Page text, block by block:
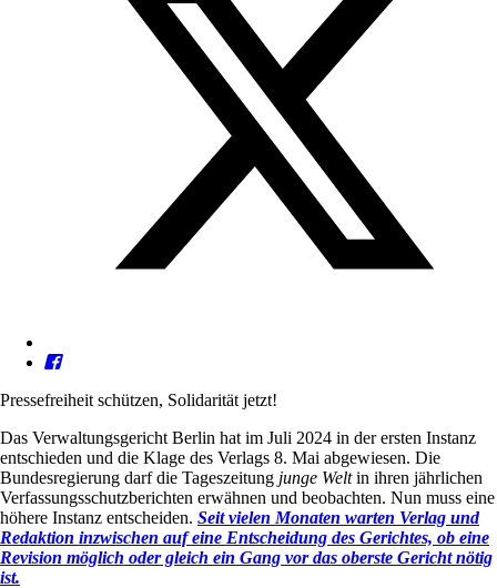
Pressefreiheit schützen, Solidarität jetzt!
Das Verwaltungsgericht Berlin hat im Juli 2024 in der ersten Instanz
entschieden und die Klage des Verlags 8. Mai abgewiesen. Die
Bundesregierung darf die Tageszeitung junge Weltin ihren jährlichen
Verfassungsschutzberichten erwähnen und beobachten. Nun muss eine
höhere Instanz entscheiden. Seit vielen Monaten warten Verlag und
Redaktion inzwischen auf eine Entscheidung des Gerichtes, ob eine
Revision möglich oder gleich ein Gang vor das oberste Gericht nötig
ist.